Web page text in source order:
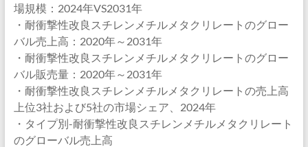
場規模：2024年VS2031年
・耐衝撃性改良スチレンメチルメタクリレートのグロー
バル売上高：2020年～2031年
・耐衝撃性改良スチレンメチルメタクリレートのグロー
バル販売量：2020年～2031年
・耐衝撃性改良スチレンメチルメタクリレートの売上高
上位3社および5社の市場シェア、2024年
・タイプ別-耐衝撃性改良スチレンメチルメタクリレート
のグローバル売上高